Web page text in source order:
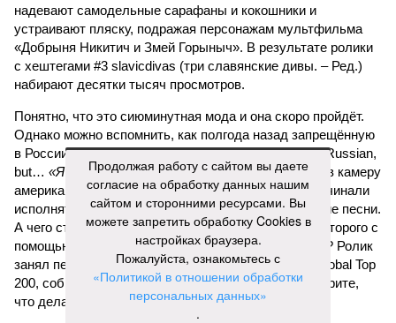
надевают самодельные сарафаны и кокошники и
устраивают пляску, подражая персонажам мультфильма
«Добрыня Никитич и Змей Горыныч». В результате ролики
с хештегами #3 slavicdivas (три славянские дивы. – Ред.)
набирают десятки тысяч просмотров.
Понятно, что это сиюминутная мода и она скоро пройдёт.
Однако можно вспомнить, как полгода назад запрещённую
в России соцсеть разрывал другой тренд – I`m not Russian,
but… «Я не русский/русская, но…», – произносили в камеру
американцы, испанцы, японцы и т.д., после чего начинали
исполнять на русском языке советские и российские песни.
А чего стоит недавний ИИ-трюк сКанье Уэстом, которого с
помощью нейросети заставили петь «Седую ночь»? Ролик
занял первое место в мировом рейтинге Shazam Global Top
200, собрав восторженные комментарии: мол, смотрите,
что делают эти русские!
Продолжая работу с сайтом вы даете
согласие на обработку данных нашим
сайтом и сторонними ресурсами. Вы
можете запретить обработку Cookies в
настройках браузера.
Пожалуйста, ознакомьтесь с
«Политикой в отношении обработки
персональных данных»
.